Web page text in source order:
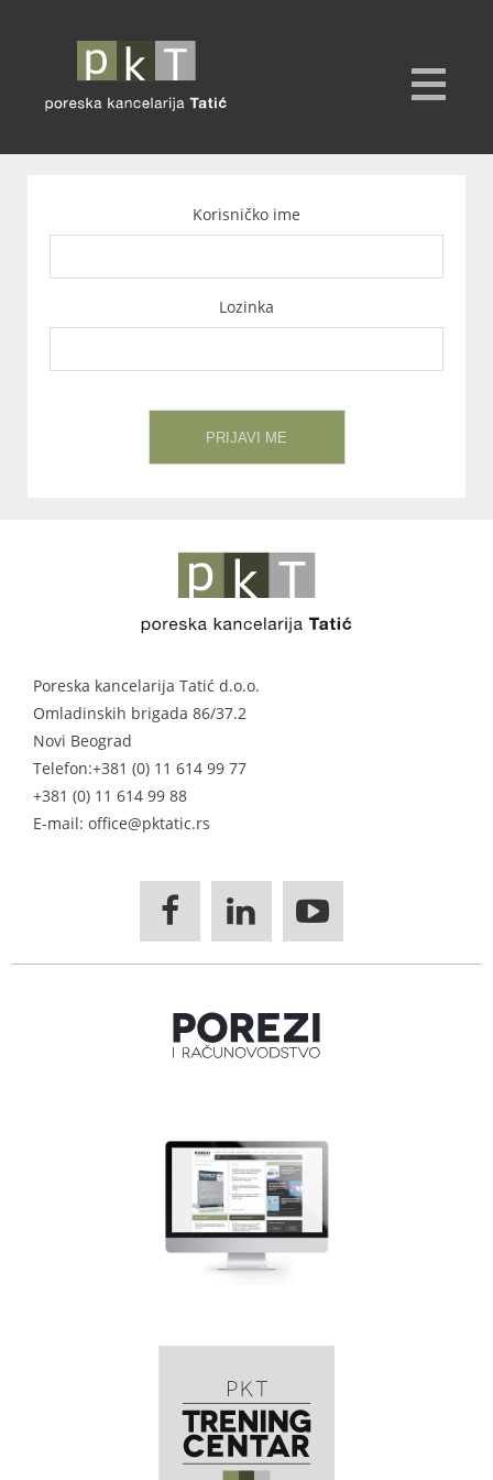
Korisničko ime
Lozinka
Poreska kancelarija Tatić d.o.o.
Omladinskih brigada 86/37.2
Novi Beograd
Telefon:+381 (0) 11 614 99 77
+381 (0) 11 614 99 88
E-mail: office@pktatic.rs
  